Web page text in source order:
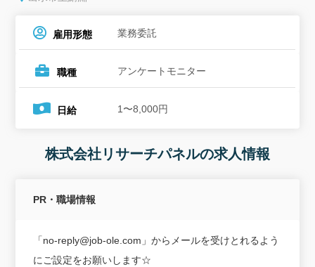
雇用形態 業務委託
職種 アンケートモニター
日給 1〜8,000円
株式会社リサーチパネルの求人情報
PR・職場情報
「no-reply@job-ole.com」からメールを受けとれるよう
にご設定をお願いします☆